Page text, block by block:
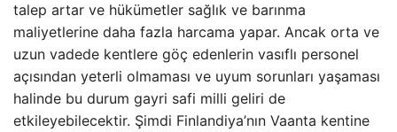
talep artar ve hükümetler sağlık ve barınma
maliyetlerine daha fazla harcama yapar. Ancak orta ve
uzun vadede kentlere göç edenlerin vasıflı personel
açısından yeterli olmaması ve uyum sorunları yaşaması
halinde bu durum gayri safi milli geliri de
etkileyebilecektir. Şimdi Finlandiya’nın Vaanta kentine